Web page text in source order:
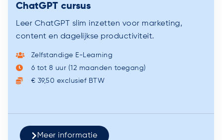
ChatGPT cursus
Leer ChatGPT slim inzetten voor marketing,
content en dagelijkse productiviteit.
Zelfstandige E-Learning
6 tot 8 uur (12 maanden toegang)
€ 39,50 exclusief BTW
Meer informatie